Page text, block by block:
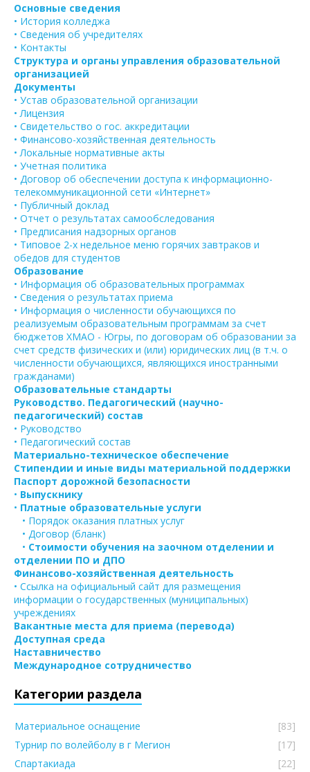
Основные сведения
• История колледжа
• Сведения об учредителях
• Контакты
Структура и органы управления образовательной
организацией
Документы
• Устав образовательной организации
• Лицензия
• Свидетельство о гос. аккредитации
• Финансово-хозяйственная деятельность
• Локальные нормативные акты
• Учетная политика
• Договор об обеспечении доступа к информационно-
телекоммуникационной сети «Интернет»
• Публичный доклад
• Отчет о результатах самообследования
• Предписания надзорных органов
• Типовое 2-х недельное меню горячих завтраков и
обедов для студентов
Образование
• Информация об образовательных программах
• Сведения о результатах приема
• Информация о численности обучающихся по
реализуемым образовательным программам за счет
бюджетов ХМАО - Югры, по договорам об образовании за
счет средств физических и (или) юридических лиц (в т.ч. о
численности обучающихся, являющихся иностранными
гражданами)
Образовательные стандарты
Руководство. Педагогический (научно-
педагогический) состав
• Руководство
• Педагогический состав
Материально-техническое обеспечение
Стипендии и иные виды материальной поддержки
Паспорт дорожной безопасности
• Выпускнику
• Платные образовательные услуги
• Порядок оказания платных услуг
• Договор (бланк)
• Стоимости обучения на заочном отделении и
отделении ПО и ДПО
Финансово-хозяйственная деятельность
• Ссылка на официальный сайт для размещения
информации о государственных (муниципальных)
учреждениях
Вакантные места для приема (перевода)
Доступная среда
Наставничество
Международное сотрудничество
Категории раздела
Материальное оснащение
[83]
Турнир по волейболу в г Мегион
[17]
Спартакиада
[22]